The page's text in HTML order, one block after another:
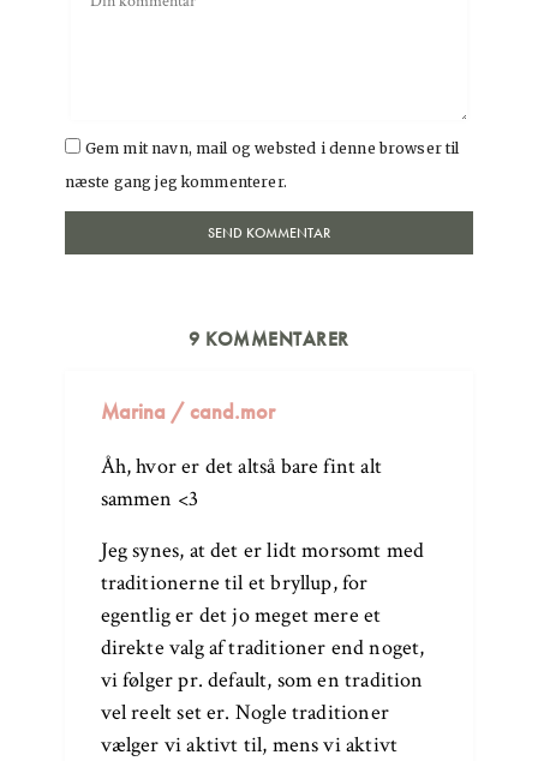
Gem mit navn, mail og websted i denne browser til
næste gang jeg kommenterer.
9 KOMMENTARER
Marina / cand.mor
Åh, hvor er det altså bare fint alt
sammen <3
Jeg synes, at det er lidt morsomt med
traditionerne til et bryllup, for
egentlig er det jo meget mere et
direkte valg af traditioner end noget,
vi følger pr. default, som en tradition
vel reelt set er. Nogle traditioner
vælger vi aktivt til, mens vi aktivt